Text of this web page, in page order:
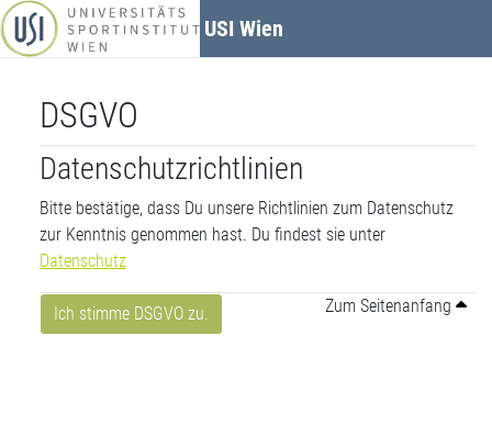
Zum Hauptinhalt
USI Wien
DSGVO
Datenschutzrichtlinien
Bitte bestätige, dass Du unsere Richtlinien zum Datenschutz
zur Kenntnis genommen hast. Du findest sie unter
Datenschutz
Ich stimme DSGVO zu. Zum Seitenanfang